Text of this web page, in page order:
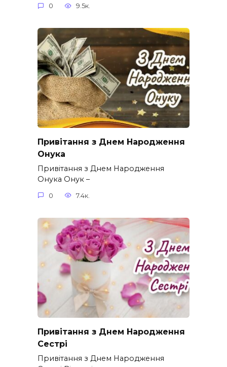
0 9.5к.
Привітання з Днем Народження
Онука
Привітання з Днем Народження
Онука Онук –
0 7.4к.
Привітання з Днем Народження
Сестрі
Привітання з Днем Народження